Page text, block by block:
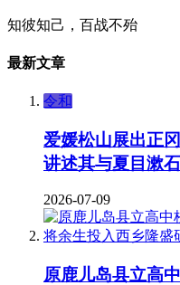
知彼知己，百战不殆
最新文章
令和
爱媛松山展出正
讲述其与夏目漱
2026-07-09
原鹿儿岛县立高